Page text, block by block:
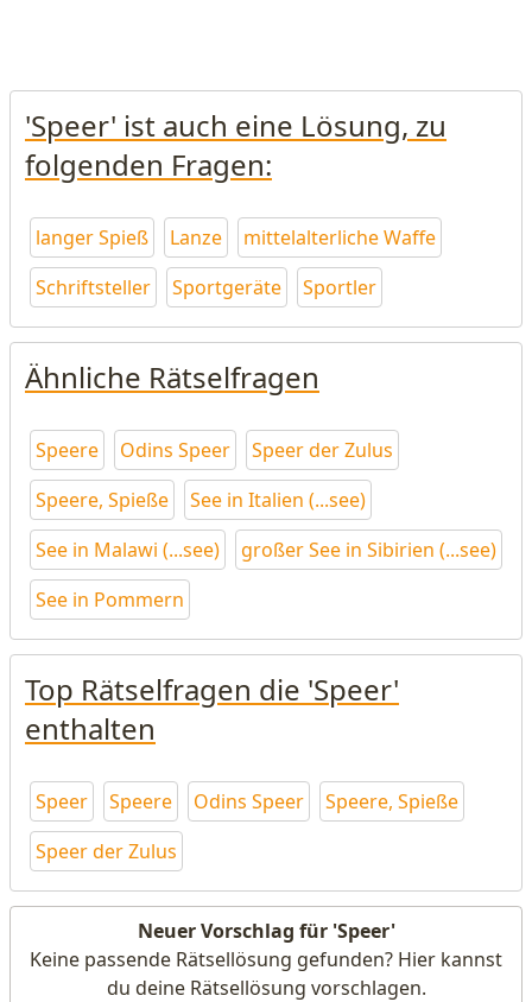
'Speer' ist auch eine Lösung, zu
folgenden Fragen:
langer Spieß Lanze
mittelalterliche Waffe
Schriftsteller
Sportgeräte Sportler
Ähnliche Rätselfragen
Speere Odins Speer
Speer der Zulus
Speere, Spieße
See in Italien (...see)
See in Malawi (...see)
großer See in Sibirien (...see)
See in Pommern
Top Rätselfragen die 'Speer'
enthalten
Speer Speere Odins Speer
Speere, Spieße
Speer der Zulus
Neuer Vorschlag für 'Speer'
Keine passende Rätsellösung gefunden? Hier kannst
du deine Rätsellösung vorschlagen.